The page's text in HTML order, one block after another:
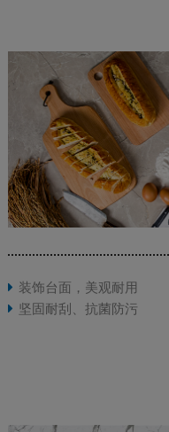
装饰台面，美观耐用
坚固耐刮、抗菌防污